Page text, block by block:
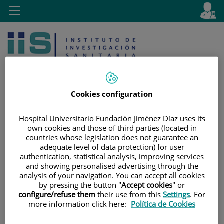
Saltar al contenido
Selector
activo
es
Buscar
Toggle
navigation
Cookies configuration
Hospital Universitario Fundación Jiménez Díaz uses its
own cookies and those of third parties (located in
countries whose legislation does not guarantee an
adequate level of data protection) for user
authentication, statistical analysis, improving services
and showing personalised advertising through the
analysis of your navigation. You can accept all cookies
by pressing the button "Accept cookies" or
configure/refuse them their use from this Settings. For
more information click here: Política de Cookies